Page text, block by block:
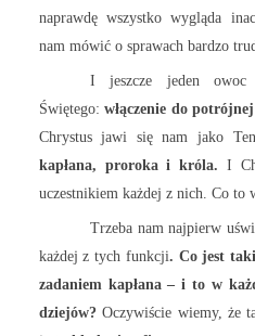
naprawdę wszystko wygląda
nam mówić o sprawach bardzo
I jeszcze jeden
Świętego:włączenie do
Chrystus jawi się nam jako
kapłana, proroka i króla. I
uczestnikiem każdej z nich. Co to
Trzeba nam najpierw
każdej z tych funkcji. Co jest
zadaniem kapłana – i to w
dziejów? Oczywiście wiemy, że